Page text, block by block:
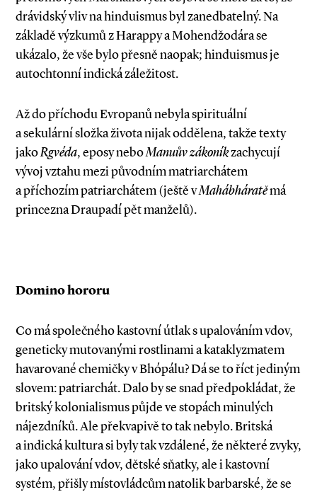
drávidský vliv na hinduismus byl zanedbatelný. Na
základě výzkumů z Harappy a Mohendžodára se
ukázalo, že vše bylo přesně naopak; hinduismus je
autochtonní indická záležitost.
Až do příchodu Evropanů nebyla spirituální
a sekulární složka života nijak oddělena, takže texty
jakoRgvéda, eposy neboManuův zákoníkzachycují
vývoj vztahu mezi původním matriarchátem
a příchozím patriarchátem (ještě vMahábháratěmá
princezna Draupadí pět manželů).
Domino hororu
Co má společného kastovní útlak s upalováním vdov,
geneticky mutovanými rostlinami a kataklyzmatem
havarované chemičky v Bhópálu? Dá se to říct jediným
slovem: patriarchát. Dalo by se snad předpokládat, že
britský kolonialismus půjde ve stopách minulých
nájezdníků. Ale překvapivě to tak nebylo. Britská
a indická kultura si byly tak vzdálené, že některé zvyky,
jako upalování vdov, dětské sňatky, ale i kastovní
systém, přišly místovládcům natolik barbarské, že se